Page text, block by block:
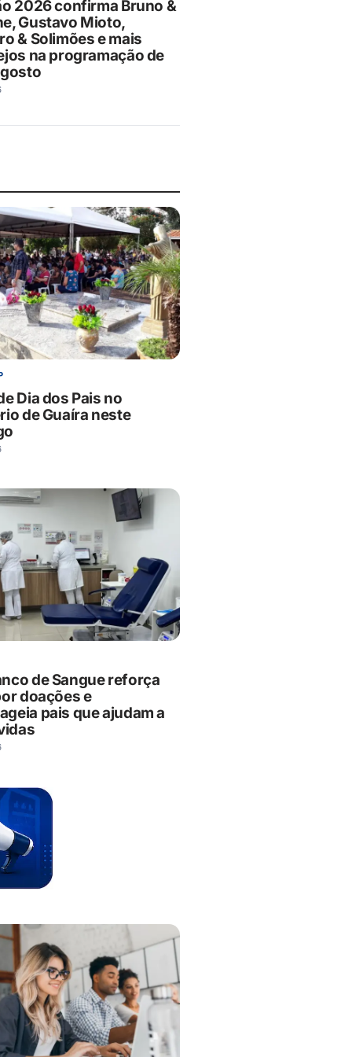
2026 confirma Bruno &
Gustavo Mioto,
& Solimões e mais
na programação de
Dia dos Pais no
de Guaíra neste
de Sangue reforça
doações e
pais que ajudam a